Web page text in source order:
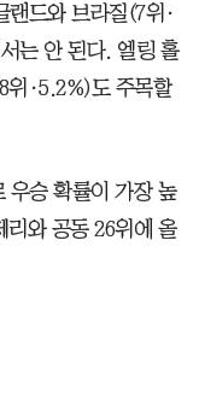
랜드와 브라질(7위·
는 안 된다. 엘링 홀
위·5.2%)도 주목할
우승 확률이 가장 높
와 공동 26위에 올